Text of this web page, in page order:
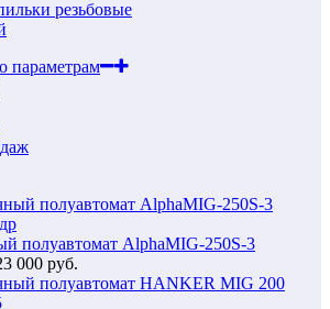
резьбовые
параметрам
полуавтомат AlphaMIG-250S-3
000 руб.